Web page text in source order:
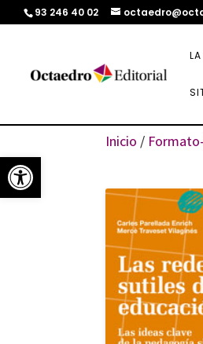
Abrir barra de herramientas
93 246 40 02
Inicio /